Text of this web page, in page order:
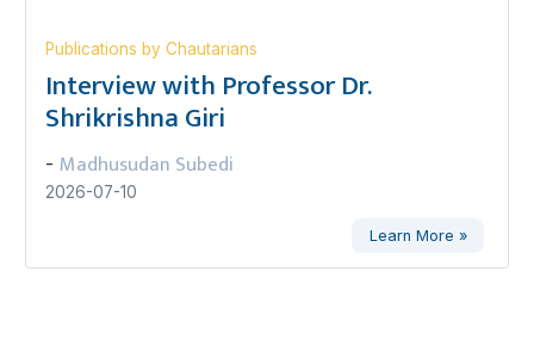
Publications by Chautarians
Interview with Professor Dr.
Shrikrishna Giri
- Madhusudan Subedi
2026-07-10
Learn More »